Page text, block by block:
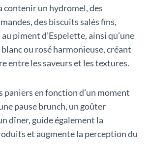
contenir un hydromel, des
des biscuits salés fins,
piment d’Espelette, ainsi qu’une
ou rosé harmonieuse, créant
entre les saveurs et les textures.
paniers en fonction d’un moment
pause brunch, un goûter
dîner, guide également la
et augmente la perception du